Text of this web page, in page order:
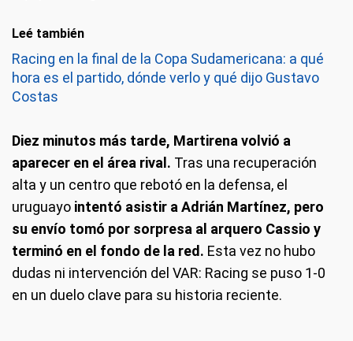
Leé también
Racing en la final de la Copa Sudamericana: a qué
hora es el partido, dónde verlo y qué dijo Gustavo
Costas
Diez minutos más tarde, Martirena volvió a
aparecer en el área rival. Tras una recuperación
alta y un centro que rebotó en la defensa, el
uruguayo intentó asistir a Adrián Martínez, pero
su envío tomó por sorpresa al arquero Cassio y
terminó en el fondo de la red. Esta vez no hubo
dudas ni intervención del VAR: Racing se puso 1-0
en un duelo clave para su historia reciente.